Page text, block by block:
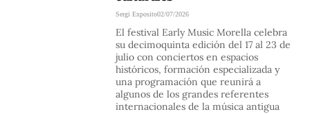
Sergi Exposito02/07/2026
El festival Early Music Morella celebra
su decimoquinta edición del 17 al 23 de
julio con conciertos en espacios
históricos, formación especializada y
una programación que reunirá a
algunos de los grandes referentes
internacionales de la música antigua